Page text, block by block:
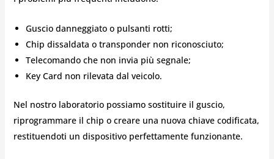
Guscio danneggiato o pulsanti rotti;
Chip dissaldata o transponder non riconosciuto;
Telecomando che non invia più segnale;
Key Card non rilevata dal veicolo.
Nel nostro laboratorio possiamo sostituire il guscio,
riprogrammare il chip o creare una nuova chiave codificata,
restituendoti un dispositivo perfettamente funzionante.